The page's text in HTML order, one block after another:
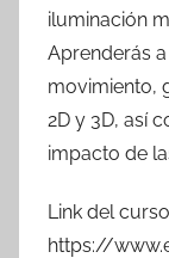
iluminación
Aprenderás
movimiento,
2D y 3D, así
impacto de
Link del
https://